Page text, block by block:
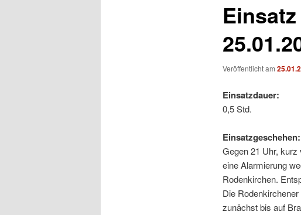
Veröffentlicht am
Einsatzdauer:
0,5 Std.
Einsatzgeschehen:
Gegen 21 Uhr,
eine Alarmierung
Rodenkirchen.
Die
zunächst bis auf